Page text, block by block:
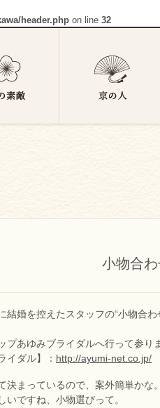
header.php on line 32
小物合
結婚を控えたスタッフの“小物合
プあゆみブライダルへ行って参り
イダル】： http://ayumi-net.co.jp/
決まっているので、案外簡単かな
いですね、小物選びって。